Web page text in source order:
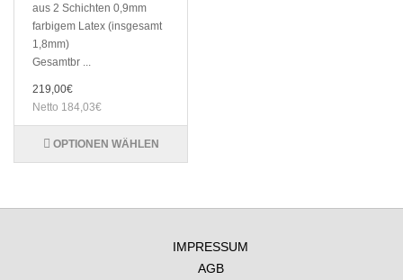
aus 2 Schichten 0,9mm
farbigem Latex (insgesamt
1,8mm)
Gesamtbr ...
219,00€
Netto 184,03€
OPTIONEN WÄHLEN
IMPRESSUM
AGB